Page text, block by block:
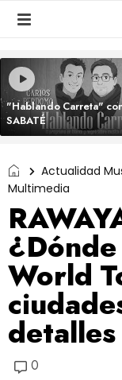
"Hablando Carreta"
SABATÉ
Actualidad
Multimedia
World
detalles
0